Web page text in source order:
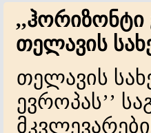
,,ჰორიზონტი
თელავის
თელავის
ევროპას’’